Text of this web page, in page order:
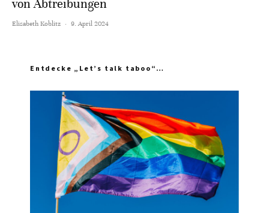
von Abtreibungen
Elisabeth Koblitz · 9. April 2024
Entdecke „Let’s talk taboo“…